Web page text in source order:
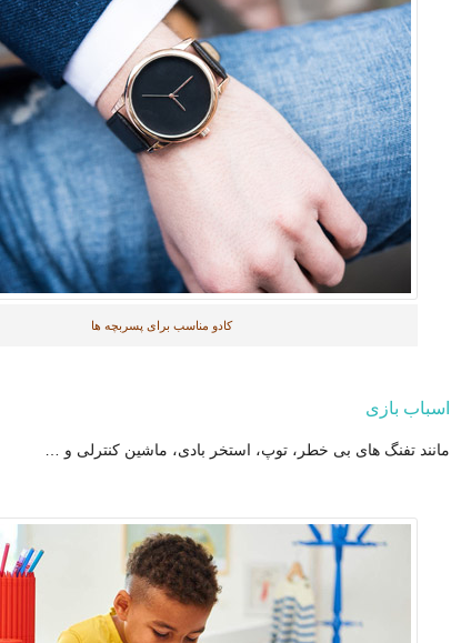
کادو مناسب برای پسربچه ها
اسباب بازی
مانند تفنگ های بی خطر، توپ، استخر بادی، ماشین کنترلی و …